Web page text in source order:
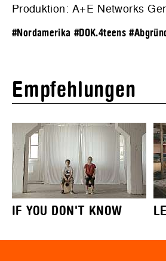
Produktion: A+E Networks
#Nordamerika #DOK.4teens
Empfehlungen
IF YOU DON'T KNOW